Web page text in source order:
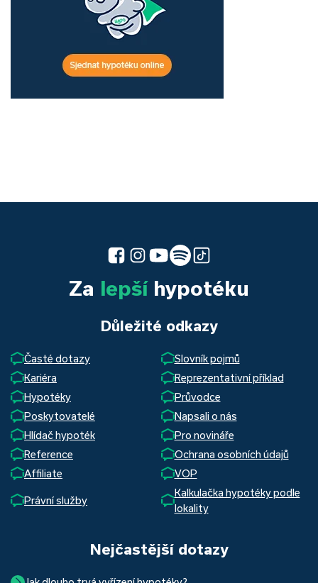
Za lepšíhypotéku
Důležité odkazy
Časté dotazy
Slovník pojmů
Kariéra
Reprezentativní příklad
Hypotéky
Průvodce
Poskytovatelé
Napsali o nás
Hlídač hypoték
Pro novináře
Reference
Ochrana osobních údajů
Affiliate
VOP
Právní služby
Kalkulačka hypotéky podle
lokality
Nejčastější dotazy